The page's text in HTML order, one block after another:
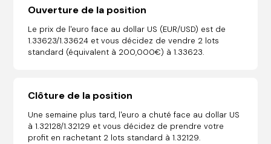
Ouverture de la position
Le prix de l'euro face au dollar US (EUR/USD) est de
1.33623/1.33624 et vous décidez de vendre 2 lots
standard (équivalent à 200,000€) à 1.33623.
Clôture de la position
Une semaine plus tard, l'euro a chuté face au dollar US
à 1.32128/1.32129 et vous décidez de prendre votre
profit en rachetant 2 lots standard à 1.32129.